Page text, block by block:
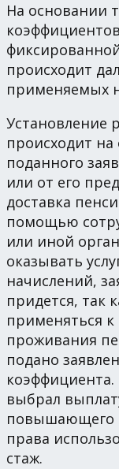
На основании
происходит
применяемых
Установление
происходит
поданного
или от его
доставка
помощью
или иной
оказывать
начислений,
придется, так
применяться
проживания
подано
выбрал
повышающего
права
стаж.